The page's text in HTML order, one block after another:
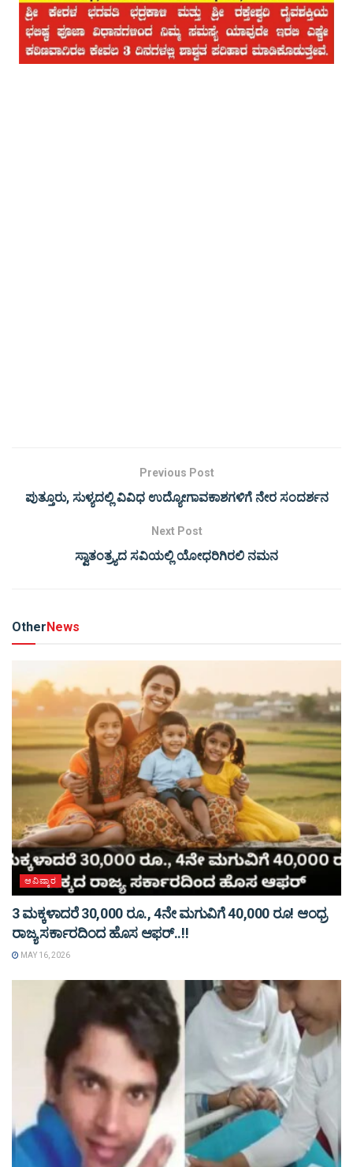
Previous Post
ಪುತ್ತೂರು, ಸುಳ್ಯದಲ್ಲಿ ವಿವಿಧ ಉದ್ಯೋಗಾವಕಾಶಗಳಿಗೆ ನೇರ ಸಂದರ್ಶನ
Next Post
ಸ್ವಾತಂತ್ರ್ಯದ ಸವಿಯಲ್ಲಿ ಯೋಧರಿಗಿರಲಿ ನಮನ
OtherNews
ಆವಿಷ್ಕಾರ
3 ಮಕ್ಕಳಾದರೆ 30,000 ರೂ., 4ನೇ ಮಗುವಿಗೆ 40,000 ರೂ! ಆಂಧ್ರ
ರಾಜ್ಯ ಸರ್ಕಾರದಿಂದ ಹೊಸ ಆಫರ್..!!
MAY 16, 2026